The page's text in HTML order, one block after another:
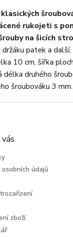
rukojeti s
na šicích
patek a
10 cm, šířka
délka druhého
šroubováku 3
údajů
zboží